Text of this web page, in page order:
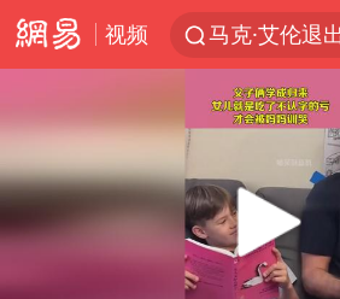
视频
央视新主播李
情侣平潭拍日